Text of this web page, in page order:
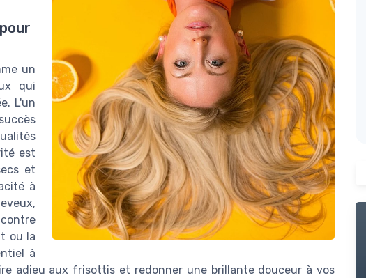
un
qui
L'un
est
et
à
ou la
à
adieu aux frisottis et redonner une brillante douceur à vos